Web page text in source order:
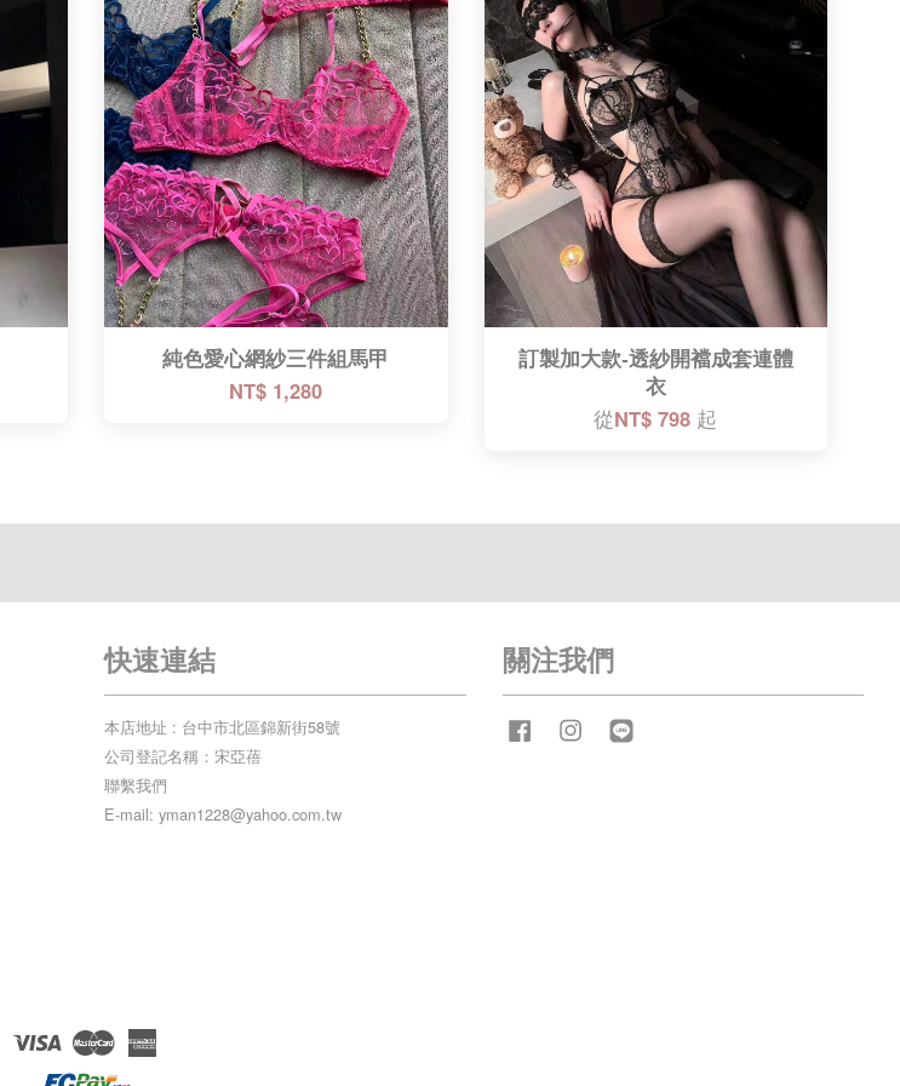
純色愛心網紗三件組馬甲
NT$ 1,280
訂製加大款-透紗開襠成套連體
衣
從NT$ 798 起
快速連結
本店地址 : 台中市北區錦新街58號
公司登記名稱：宋亞蓓
聯繫我們
E-mail: yman1228@yahoo.com.tw
關注我們
Facebook Instagram
Visa Master